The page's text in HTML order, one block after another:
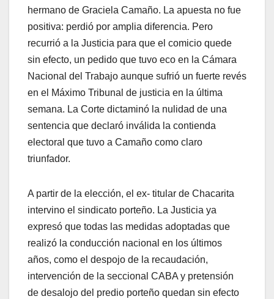
hermano de Graciela Camaño. La apuesta no fue
positiva: perdió por amplia diferencia. Pero
recurrió a la Justicia para que el comicio quede
sin efecto, un pedido que tuvo eco en la Cámara
Nacional del Trabajo aunque sufrió un fuerte revés
en el Máximo Tribunal de justicia en la última
semana. La Corte dictaminó la nulidad de una
sentencia que declaró inválida la contienda
electoral que tuvo a Camaño como claro
triunfador.
A partir de la elección, el ex- titular de Chacarita
intervino el sindicato porteño. La Justicia ya
expresó que todas las medidas adoptadas que
realizó la conducción nacional en los últimos
años, como el despojo de la recaudación,
intervención de la seccional CABA y pretensión
de desalojo del predio porteño quedan sin efecto